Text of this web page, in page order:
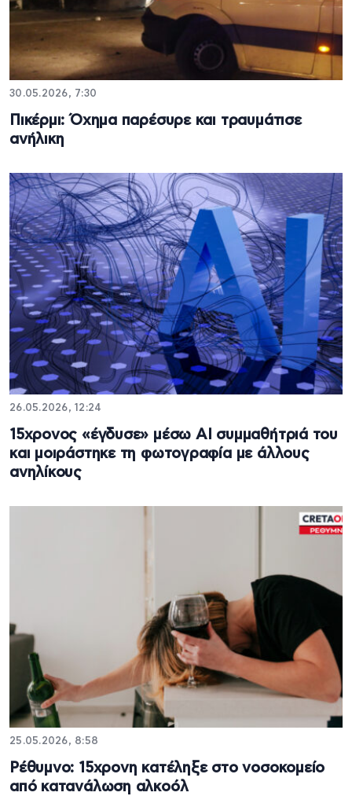
30.05.2026, 7:30
Πικέρμι: Όχημα παρέσυρε και τραυμάτισε
ανήλικη
26.05.2026, 12:24
15χρονος «έγδυσε» μέσω ΑΙ συμμαθήτριά του
και μοιράστηκε τη φωτογραφία με άλλους
ανηλίκους
25.05.2026, 8:58
Ρέθυμνο: 15χρονη κατέληξε στο νοσοκομείο
από κατανάλωση αλκοόλ